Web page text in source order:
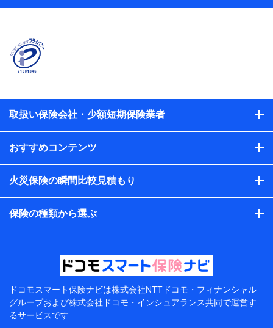
株式会社NTTドコモ
当社又は株式会社NTTドコモが提供する保険関連サービスに
おけるユーザ登録受付および管理のため
当社又は株式会社NTTドコモと取引のあるもしくは委託を受
れらに付帯、関連する当社、株式会社NTTドコモおよび提携
会社のサービスを案内、提供するため
析して、お客さまの趣味・嗜好・傾向に応じたサービス・商
各種セミナーの開催のため
コンサルティングサービスの実施のため
アンケートやキャンペーン等の実施のため
上記に係る案内・手続き・管理等付帯業務を行うため
当該個人データを取り扱う各共同利用者（詳細は次のと
東京都千代田区永田町2丁目11番1号 山王パークタワー
株式会社NTTドコモ 代表取締役社長 前田 義晃
取扱い保険会社・少額短期保険業者
おすすめコンテンツ
火災保険の瞬間比較見積もり
保険の種類から選ぶ
ドコモスマート保険ナビは株式会社NTTドコモ・フィナンシャル
グループおよび株式会社ドコモ・インシュアランス共同で運営す
るサービスです